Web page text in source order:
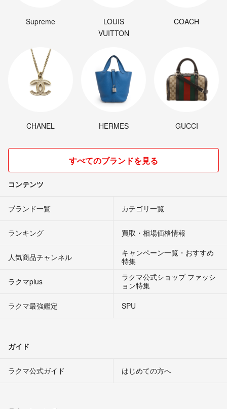
Supreme
LOUIS
VUITTON
COACH
CHANEL HERMES GUCCI
すべてのブランドを見る
コンテンツ
ブランド一覧 カテゴリ一覧
ランキング 買取・相場価格情報
人気商品チャンネル
キャンペーン一覧・おすすめ
特集
ラクマplus
ラクマ公式ショップ ファッシ
ョン特集
ラクマ最強鑑定
SPU
ガイド
ラクマ公式ガイド はじめての方へ